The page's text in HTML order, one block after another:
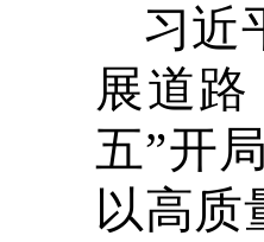
习近
展道
五”开
以高质